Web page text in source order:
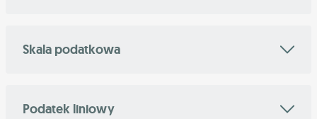
Skala podatkowa
Podatek liniowy